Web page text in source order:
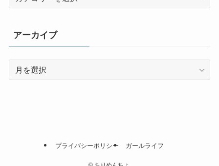
リ
ー
アーカイブ
プライバシーポリシー ガールライフ